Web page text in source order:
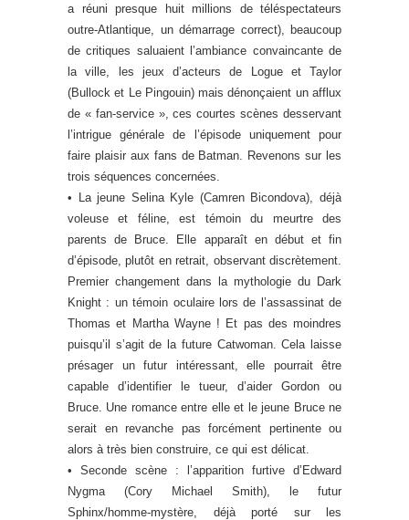
a réuni presque huit millions de téléspectateurs
outre-Atlantique, un démarrage correct), beaucoup
de critiques saluaient l’ambiance convaincante de
la ville, les jeux d’acteurs de Logue et Taylor
(Bullock et Le Pingouin) mais dénonçaient un afflux
de « fan-service », ces courtes scènes desservant
l’intrigue générale de l’épisode uniquement pour
faire plaisir aux fans de Batman. Revenons sur les
trois séquences concernées.
• La jeune Selina Kyle (Camren Bicondova), déjà
voleuse et féline, est témoin du meurtre des
parents de Bruce. Elle apparaît en début et fin
d’épisode, plutôt en retrait, observant discrètement.
Premier changement dans la mythologie du Dark
Knight : un témoin oculaire lors de l’assassinat de
Thomas et Martha Wayne ! Et pas des moindres
puisqu’il s’agit de la future Catwoman. Cela laisse
présager un futur intéressant, elle pourrait être
capable d’identifier le tueur, d’aider Gordon ou
Bruce. Une romance entre elle et le jeune Bruce ne
serait en revanche pas forcément pertinente ou
alors à très bien construire, ce qui est délicat.
• Seconde scène : l’apparition furtive d’Edward
Nygma (Cory Michael Smith), le futur
Sphinx/homme-mystère, déjà porté sur les